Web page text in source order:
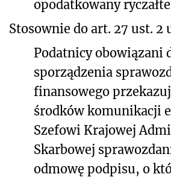
opodatkowany
Stosownie do art. 27 ust. 2
Podatnicy obowiązani
sporządzenia
finansowego
środków komunikacji
Szefowi Krajowej
Skarbowej
odmowę podpisu, o